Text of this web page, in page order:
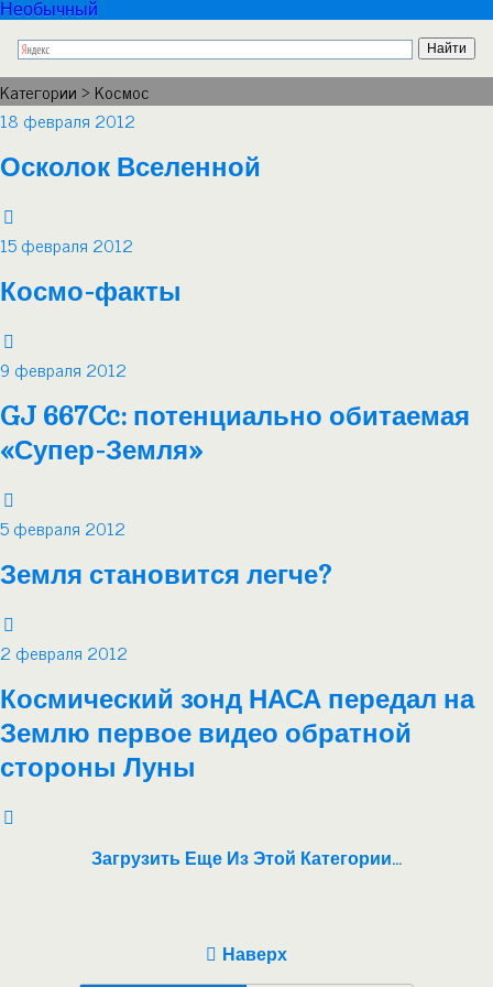
Необычный
Категории › Космос
18 февраля 2012
Осколок Вселенной
15 февраля 2012
Космо-факты
9 февраля 2012
GJ 667Cc: потенциально обитаемая
«Супер-Земля»
5 февраля 2012
Земля становится легче?
2 февраля 2012
Космический зонд НАСА передал на
Землю первое видео обратной
стороны Луны
Загрузить Еще Из Этой Категории…
Наверх